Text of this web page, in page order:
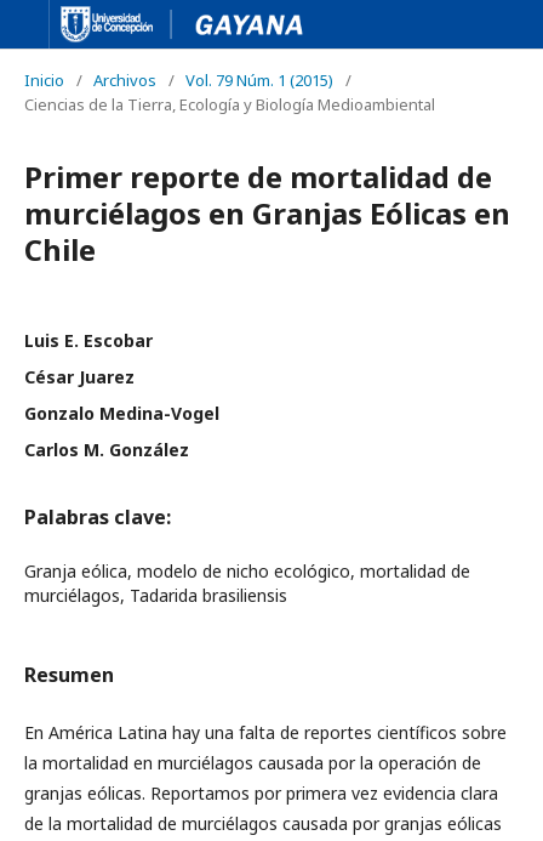
Inicio / Archivos / Vol. 79 Núm. 1 (2015)
/
Ciencias de la Tierra, Ecología y Biología Medioambiental
Primer reporte de mortalidad de
murciélagos en Granjas Eólicas en
Chile
Luis E. Escobar
César Juarez
Gonzalo Medina-Vogel
Carlos M. González
Palabras clave:
Granja eólica, modelo de nicho ecológico, mortalidad de
murciélagos, Tadarida brasiliensis
Resumen
En América Latina hay una falta de reportes científicos sobre
la mortalidad en murciélagos causada por la operación de
granjas eólicas. Reportamos por primera vez evidencia clara
de la mortalidad de murciélagos causada por granjas eólicas